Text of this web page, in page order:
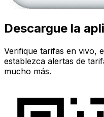
Descargue la
Verifique tarifas en vivo,
establezca alertas de
mucho más.